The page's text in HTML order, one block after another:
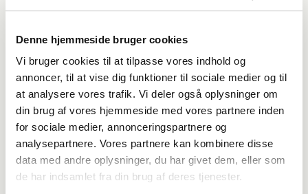
Denne hjemmeside bruger cookies
Vi bruger cookies til at tilpasse vores indhold og
annoncer, til at vise dig funktioner til sociale medier og til
at analysere vores trafik. Vi deler også oplysninger om
din brug af vores hjemmeside med vores partnere inden
for sociale medier, annonceringspartnere og
analysepartnere. Vores partnere kan kombinere disse
data med andre oplysninger, du har givet dem, eller som
de har indsamlet fra din brug af deres tjenester.
Træning
26-04-2026 16:00, afRinnie Mathilde Ilsøe van Oosterhout
Sådan styrker du båndet mellem dig hunden